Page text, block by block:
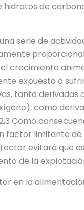
hidratos de
serie de
crecimiento
expuesto a
tanto derivadas
como
Como
factor limitante de
evitará que
de la
en la